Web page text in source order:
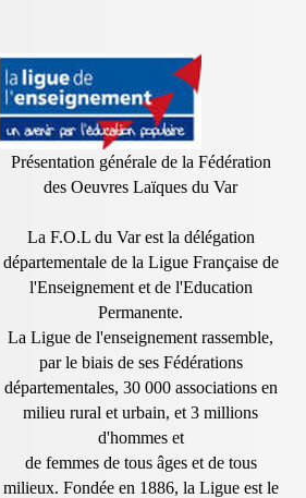
Présentation générale de la Fédération
des Oeuvres Laïques du Var
La F.O.L du Var est la délégation
départementale de la Ligue Française de
l'Enseignement et de l'Education
Permanente.
La Ligue de l'enseignement rassemble,
par le biais de ses Fédérations
départementales, 30 000 associations en
milieu rural et urbain, et 3 millions
d'hommes et
de femmes de tous âges et de tous
milieux. Fondée en 1886, la Ligue est le